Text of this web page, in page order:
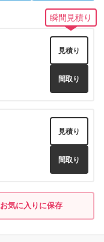
見積り
間取り
間取り
瞬間見積り
見積り
間取り
見積り
間取り
お気に入りに保存